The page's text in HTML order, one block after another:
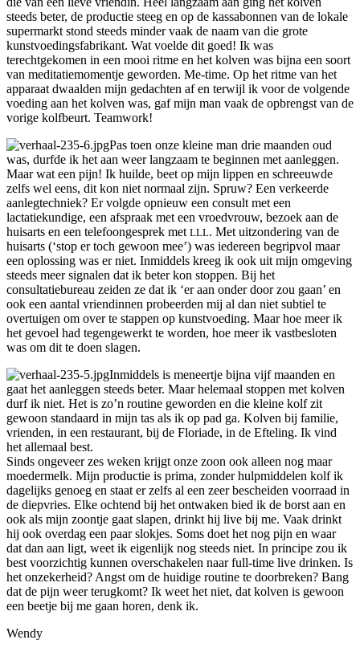
steeds beter, de productie steeg en op de kassabonnen van de lokale
supermarkt stond steeds minder vaak de naam van die grote
kunstvoedingsfabrikant. Wat voelde dit goed! Ik was
terechtgekomen in een mooi ritme en het kolven was bijna een soort
van meditatiemomentje geworden. Me-time. Op het ritme van het
apparaat dwaalden mijn gedachten af en terwijl ik voor de volgende
voeding aan het kolven was, gaf mijn man vaak de opbrengst van de
vorige kolfbeurt. Teamwork!
Pas toen onze kleine man drie maanden oud
was, durfde ik het aan weer langzaam te beginnen met aanleggen.
Maar wat een pijn! Ik huilde, beet op mijn lippen en schreeuwde
zelfs wel eens, dit kon niet normaal zijn. Spruw? Een verkeerde
aanlegtechniek? Er volgde opnieuw een consult met een
lactatiekundige, een afspraak met een vroedvrouw, bezoek aan de
huisarts en een telefoongesprek met LLL. Met uitzondering van de
huisarts (‘stop er toch gewoon mee’) was iedereen begripvol maar
een oplossing was er niet. Inmiddels kreeg ik ook uit mijn omgeving
steeds meer signalen dat ik beter kon stoppen. Bij het
consultatiebureau zeiden ze dat ik ‘er aan onder door zou gaan’ en
ook een aantal vriendinnen probeerden mij al dan niet subtiel te
overtuigen om over te stappen op kunstvoeding. Maar hoe meer ik
het gevoel had tegengewerkt te worden, hoe meer ik vastbesloten
was om dit te doen slagen.
Inmiddels is meneertje bijna vijf maanden en
gaat het aanleggen steeds beter. Maar helemaal stoppen met kolven
durf ik niet. Het is zo’n routine geworden en die kleine kolf zit
gewoon standaard in mijn tas als ik op pad ga. Kolven bij familie,
vrienden, in een restaurant, bij de Floriade, in de Efteling. Ik vind
het allemaal best.
Sinds ongeveer zes weken krijgt onze zoon ook alleen nog maar
moedermelk. Mijn productie is prima, zonder hulpmiddelen kolf ik
dagelijks genoeg en staat er zelfs al een zeer bescheiden voorraad in
de diepvries. Elke ochtend bij het ontwaken bied ik de borst aan en
ook als mijn zoontje gaat slapen, drinkt hij live bij me. Vaak drinkt
hij ook overdag een paar slokjes. Soms doet het nog pijn en waar
dat dan aan ligt, weet ik eigenlijk nog steeds niet. In principe zou ik
best voorzichtig kunnen overschakelen naar full-time live drinken. Is
het onzekerheid? Angst om de huidige routine te doorbreken? Bang
dat de pijn weer terugkomt? Ik weet het niet, dat kolven is gewoon
een beetje bij me gaan horen, denk ik.
Wendy